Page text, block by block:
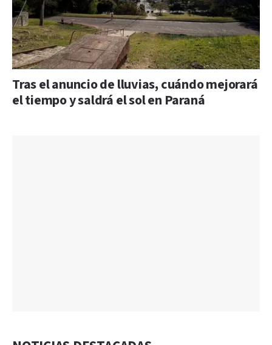
Tras el anuncio de lluvias, cuándo mejorará
el tiempo y saldrá el sol en Paraná